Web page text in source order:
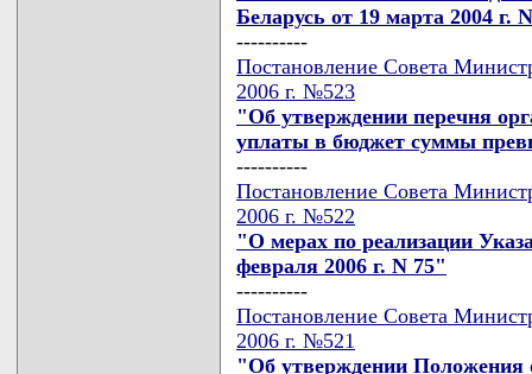
Беларусь от 19 марта 2004 г.
----------
Постановление Совета
2006 г. №523
"Об утверждении перечня
уплаты в бюджет суммы
----------
Постановление Совета
2006 г. №522
"О мерах по реализации
февраля 2006 г. N 75"
----------
Постановление Совета
2006 г. №521
"Об утверждении Положения